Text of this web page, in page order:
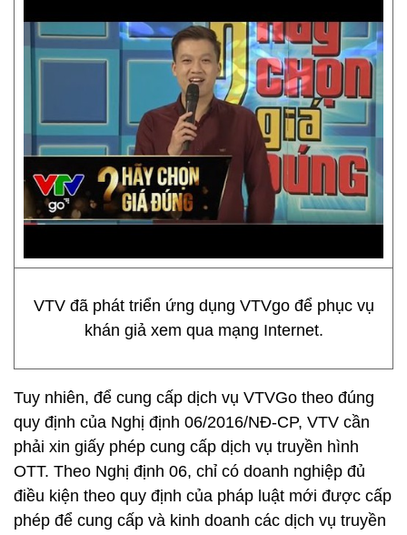
VTV đã phát triển ứng dụng VTVgo để phục vụ
khán giả xem qua mạng Internet.
Tuy nhiên, để cung cấp dịch vụ VTVGo theo đúng
quy định của Nghị định 06/2016/NĐ-CP, VTV cần
phải xin giấy phép cung cấp dịch vụ truyền hình
OTT. Theo Nghị định 06, chỉ có doanh nghiệp đủ
điều kiện theo quy định của pháp luật mới được cấp
phép để cung cấp và kinh doanh các dịch vụ truyền